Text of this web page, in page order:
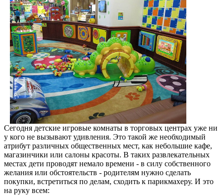
Сегодня детские игровые комнаты в торговых центрах уже ни
у кого не вызывают удивления. Это такой же необходимый
атрибут различных общественных мест, как небольшие кафе,
магазинчики или салоны красоты. В таких развлекательных
местах дети проводят немало времени - в силу собственного
желания или обстоятельств - родителям нужно сделать
покупки, встретиться по делам, сходить к парикмахеру. И это
на руку всем: